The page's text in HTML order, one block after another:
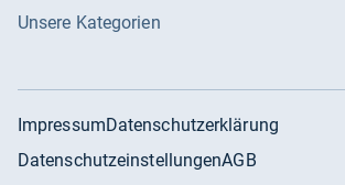
Unsere Kategorien
ImpressumDatenschutzerklärung
DatenschutzeinstellungenAGB